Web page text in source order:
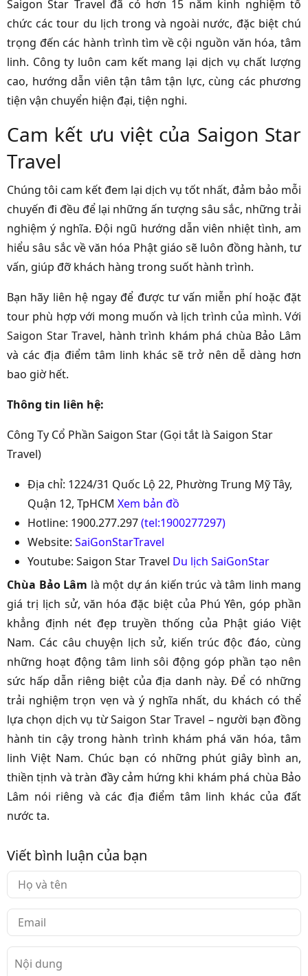
Saigon Star Travel đã có hơn 15 năm kinh nghiệm tổ
chức các tour du lịch trong và ngoài nước, đặc biệt chú
trọng đến các hành trình tìm về cội nguồn văn hóa, tâm
linh. Công ty luôn cam kết mang lại dịch vụ chất lượng
cao, hướng dẫn viên tận tâm tận lực, cùng các phương
tiện vận chuyển hiện đại, tiện nghi.
Cam kết ưu việt của Saigon Star
Travel
Chúng tôi cam kết đem lại dịch vụ tốt nhất, đảm bảo mỗi
chuyến đi đều để lại những ấn tượng sâu sắc, những trải
nghiệm ý nghĩa. Đội ngũ hướng dẫn viên nhiệt tình, am
hiểu sâu sắc về văn hóa Phật giáo sẽ luôn đồng hành, tư
vấn, giúp đỡ khách hàng trong suốt hành trình.
Bạn hãy liên hệ ngay để được tư vấn miễn phí hoặc đặt
tour phù hợp với mong muốn và lịch trình của mình. Với
Saigon Star Travel, hành trình khám phá chùa Bảo Lâm
và các địa điểm tâm linh khác sẽ trở nên dễ dàng hơn
bao giờ hết.
Thông tin liên hệ:
Công Ty Cổ Phần Saigon Star (Gọi tắt là Saigon Star
Travel)
Địa chỉ: 1224/31 Quốc Lộ 22, Phường Trung Mỹ Tây,
Quận 12, TpHCM Xem bản đồ
Hotline: 1900.277.297(tel:1900277297)
Website: SaiGonStarTravel
Youtube: Saigon Star Travel Du lịch SaiGonStar
Chùa Bảo Lâm là một dự án kiến trúc và tâm linh mang
giá trị lịch sử, văn hóa đặc biệt của Phú Yên, góp phần
khẳng định nét đẹp truyền thống của Phật giáo Việt
Nam. Các câu chuyện lịch sử, kiến trúc độc đáo, cùng
những hoạt động tâm linh sôi động góp phần tạo nên
sức hấp dẫn riêng biệt của địa danh này. Để có những
trải nghiệm trọn vẹn và ý nghĩa nhất, du khách có thể
lựa chọn dịch vụ từSaigon Star Travel – người bạn đồng
hành tin cậy trong hành trình khám phá văn hóa, tâm
linh Việt Nam. Chúc bạn có những phút giây bình an,
thiền tịnh và tràn đầy cảm hứng khi khám phá chùa Bảo
Lâm nói riêng và các địa điểm tâm linh khác của đất
nước ta.
Viết bình luận của bạn